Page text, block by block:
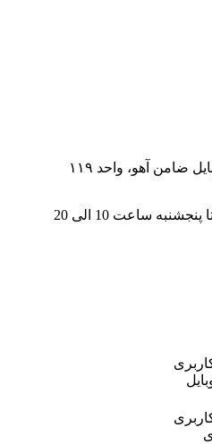
ضامن آهو، واحد ۱۱۹
ساعت 10 الی 20